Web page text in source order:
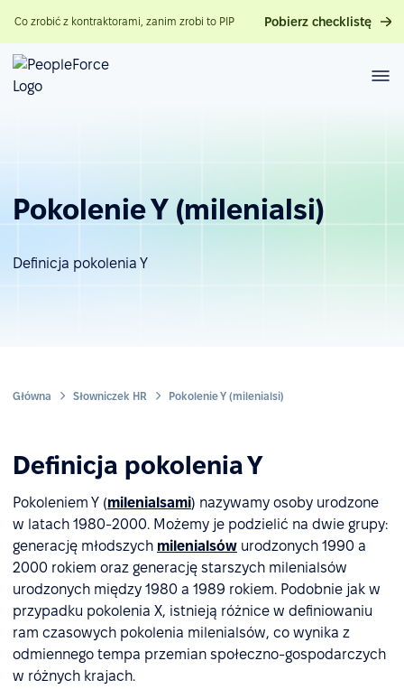
Co zrobić z kontraktorami, zanim zrobi to PIP Pobierz checklistę
Pokolenie Y (milenialsi)
Definicja pokolenia Y
Główna Słowniczek HR Pokolenie Y (milenialsi)
Definicja pokolenia Y
Pokoleniem Y (milenialsami) nazywamy osoby urodzone
w latach 1980-2000. Możemy je podzielić na dwie grupy:
generację młodszych milenialsów urodzonych 1990 a
2000 rokiem oraz generację starszych milenialsów
urodzonych między 1980 a 1989 rokiem. Podobnie jak w
przypadku pokolenia X, istnieją różnice w definiowaniu
ram czasowych pokolenia milenialsów, co wynika z
odmiennego tempa przemian społeczno-gospodarczych
w różnych krajach.